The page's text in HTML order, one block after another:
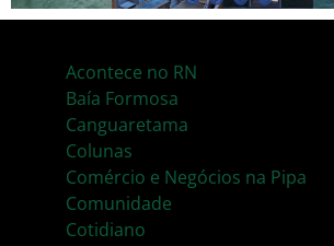
Acontece no RN
Baía Formosa
Canguaretama
Colunas
Comércio e Negócios na Pipa
Comunidade
Cotidiano